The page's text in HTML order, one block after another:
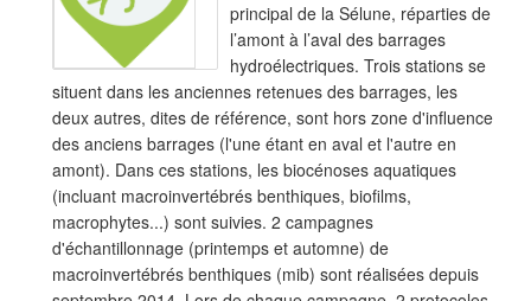
principal de la Sélune, réparties de
l’amont à l’aval des barrages
hydroélectriques. Trois stations se
situent dans les anciennes retenues des barrages, les
deux autres, dites de référence, sont hors zone d'influence
des anciens barrages (l'une étant en aval et l'autre en
amont). Dans ces stations, les biocénoses aquatiques
(incluant macroinvertébrés benthiques, biofilms,
macrophytes...) sont suivies. 2 campagnes
d'échantillonnage (printemps et automne) de
macroinvertébrés benthiques (mib) sont réalisées depuis